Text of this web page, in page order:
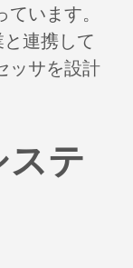
います。
連携して
ッサを設計
ステ